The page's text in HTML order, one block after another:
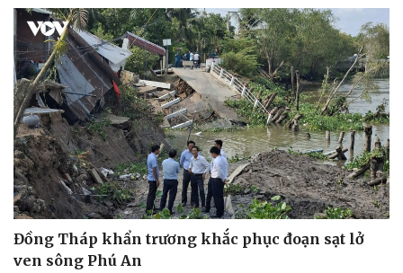
Doanh nghiệp
Thông tin doanh nghiệp
Doanh nghiệp 24h
Doanh nhân
Vì cộng đồng
Công nghệ
Sành điệu
Tin Công nghệ
Trải nghiệm
Chuyển đổi số
Đồng Tháp khẩn trương khắc phục đoạn sạt lở
ven sông Phú An